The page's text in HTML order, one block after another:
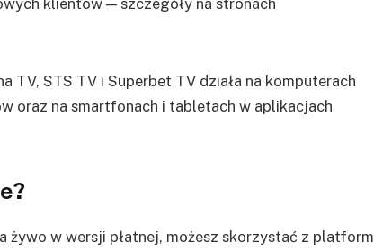
klientów — szczegóły na stronach
TV, STS TV i Superbet TV działa na komputerach
oraz na smartfonach i tabletach w aplikacjach
żywo w wersji płatnej, możesz skorzystać z platform